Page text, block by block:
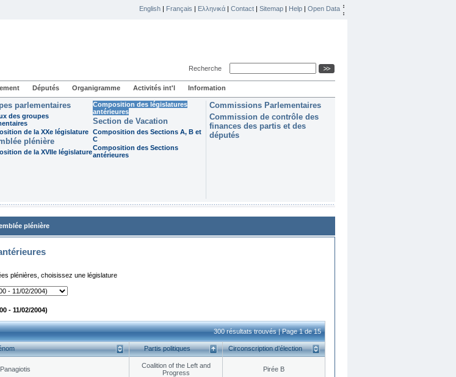
English | Français | Ελληνικά | Contact | Sitemap | Help | Open Data
Recherche
Députés Organigramme Activités int'l Information
parlementaires
des groupes
de la XXe législature
plénière
de la XVIIe législature
Composition des législatures
antérieures
Section de Vacation
Composition des Sections A, B et
C
Composition des Sections
antérieures
Commissions Parlementaires
Commission de contrôle des
finances des partis et des
députés
plénière
plénières, choisissez une législature
- 11/02/2004)
300 résultats trouvés | Page 1 de 15
Partis politiques Circonscription d’élection
Coalition of the Left and
Progress
Pirée B